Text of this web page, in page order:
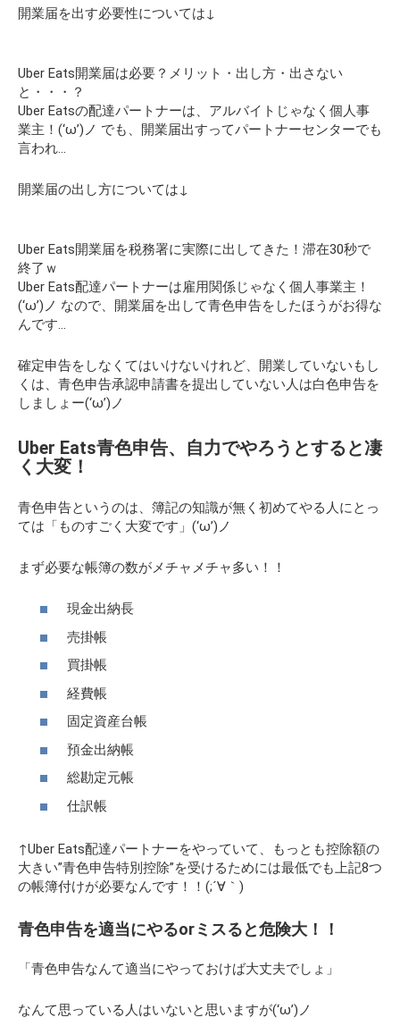
開業届を出す必要性については↓
Uber Eats開業届は必要？メリット・出し方・出さない
と・・・？
Uber Eatsの配達パートナーは、アルバイトじゃなく個人事
業主！(‘ω’)ノ でも、開業届出すってパートナーセンターでも
言われ…
開業届の出し方については↓
Uber Eats開業届を税務署に実際に出してきた！滞在30秒で
終了ｗ
Uber Eats配達パートナーは雇用関係じゃなく個人事業主！
(‘ω’)ノ なので、開業届を出して青色申告をしたほうがお得な
んです…
確定申告をしなくてはいけないけれど、開業していないもし
くは、青色申告承認申請書を提出していない人は白色申告を
しましょー(‘ω’)ノ
Uber Eats青色申告、自力でやろうとすると凄
く大変！
青色申告というのは、簿記の知識が無く初めてやる人にとっ
ては「ものすごく大変です」(‘ω’)ノ
まず必要な帳簿の数がメチャメチャ多い！！
現金出納長
売掛帳
買掛帳
経費帳
固定資産台帳
預金出納帳
総勘定元帳
仕訳帳
↑Uber Eats配達パートナーをやっていて、もっとも控除額の
大きい”青色申告特別控除”を受けるためには最低でも上記8つ
の帳簿付けが必要なんです！！(;´∀｀)
青色申告を適当にやるorミスると危険大！！
「青色申告なんて適当にやっておけば大丈夫でしょ」
なんて思っている人はいないと思いますが(‘ω’)ノ